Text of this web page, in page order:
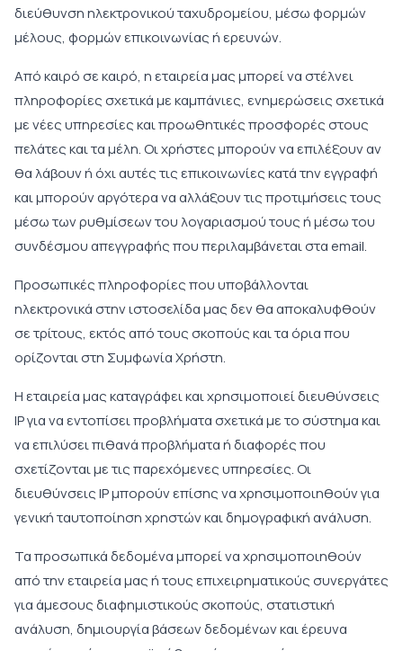
διεύθυνση ηλεκτρονικού ταχυδρομείου, μέσω φορμών
μέλους, φορμών επικοινωνίας ή ερευνών.
Από καιρό σε καιρό, η εταιρεία μας μπορεί να στέλνει
πληροφορίες σχετικά με καμπάνιες, ενημερώσεις σχετικά
με νέες υπηρεσίες και προωθητικές προσφορές στους
πελάτες και τα μέλη. Οι χρήστες μπορούν να επιλέξουν αν
θα λάβουν ή όχι αυτές τις επικοινωνίες κατά την εγγραφή
και μπορούν αργότερα να αλλάξουν τις προτιμήσεις τους
μέσω των ρυθμίσεων του λογαριασμού τους ή μέσω του
συνδέσμου απεγγραφής που περιλαμβάνεται στα email.
Προσωπικές πληροφορίες που υποβάλλονται
ηλεκτρονικά στην ιστοσελίδα μας δεν θα αποκαλυφθούν
σε τρίτους, εκτός από τους σκοπούς και τα όρια που
ορίζονται στη Συμφωνία Χρήστη.
Η εταιρεία μας καταγράφει και χρησιμοποιεί διευθύνσεις
IP για να εντοπίσει προβλήματα σχετικά με το σύστημα και
να επιλύσει πιθανά προβλήματα ή διαφορές που
σχετίζονται με τις παρεχόμενες υπηρεσίες. Οι
διευθύνσεις IP μπορούν επίσης να χρησιμοποιηθούν για
γενική ταυτοποίηση χρηστών και δημογραφική ανάλυση.
Τα προσωπικά δεδομένα μπορεί να χρησιμοποιηθούν
από την εταιρεία μας ή τους επιχειρηματικούς συνεργάτες
για άμεσους διαφημιστικούς σκοπούς, στατιστική
ανάλυση, δημιουργία βάσεων δεδομένων και έρευνα